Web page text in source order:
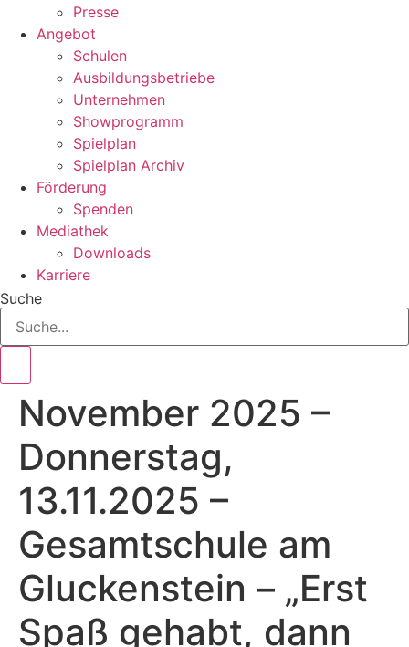
Presse
Angebot
Schulen
Ausbildungsbetriebe
Unternehmen
Showprogramm
Spielplan
Spielplan Archiv
Förderung
Spenden
Mediathek
Downloads
Karriere
Suche
November 2025 –
Donnerstag,
13.11.2025 –
Gesamtschule am
Gluckenstein – „Erst
Spaß gehabt, dann